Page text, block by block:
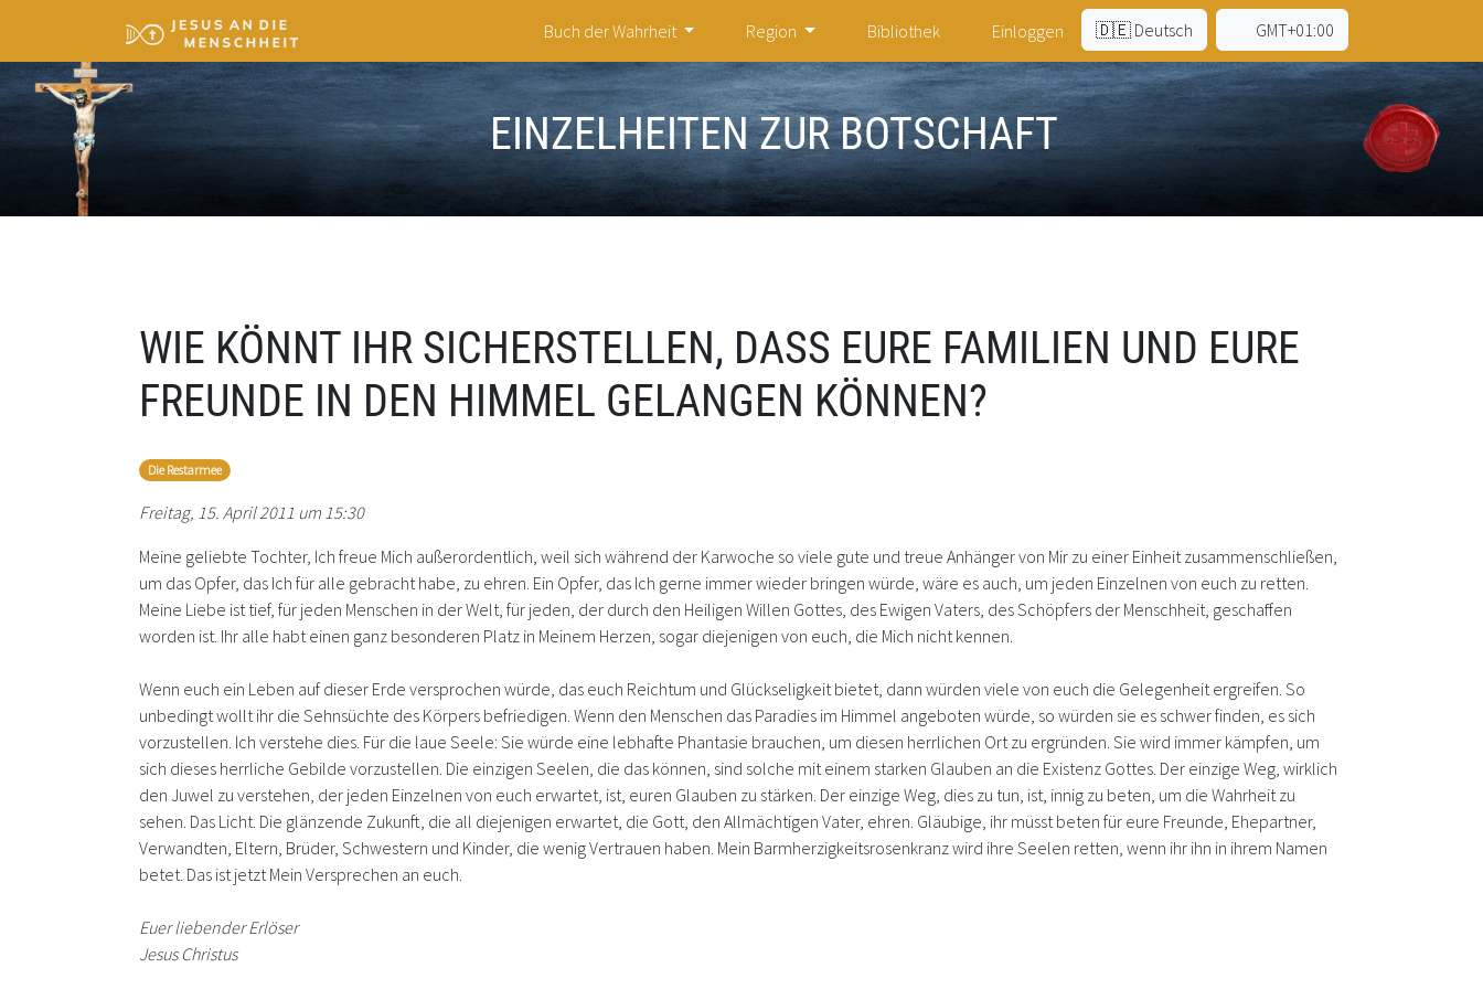
Buch der Wahrheit Region Bibliothek Einloggen 🇩🇪 Deutsch GMT+01:00
EINZELHEITEN ZUR BOTSCHAFT
WIE KÖNNT IHR SICHERSTELLEN, DASS EURE FAMILIEN UND EURE
FREUNDE IN DEN HIMMEL GELANGEN KÖNNEN?
Die Restarmee
Freitag, 15. April 2011 um 15:30
Meine geliebte Tochter, Ich freue Mich außerordentlich, weil sich während der Karwoche so viele gute und treue Anhänger von Mir zu einer Einheit zusammenschließen,
um das Opfer, das Ich für alle gebracht habe, zu ehren. Ein Opfer, das Ich gerne immer wieder bringen würde, wäre es auch, um jeden Einzelnen von euch zu retten.
Meine Liebe ist tief, für jeden Menschen in der Welt, für jeden, der durch den Heiligen Willen Gottes, des Ewigen Vaters, des Schöpfers der Menschheit, geschaffen
worden ist. Ihr alle habt einen ganz besonderen Platz in Meinem Herzen, sogar diejenigen von euch, die Mich nicht kennen.
Wenn euch ein Leben auf dieser Erde versprochen würde, das euch Reichtum und Glückseligkeit bietet, dann würden viele von euch die Gelegenheit ergreifen. So
unbedingt wollt ihr die Sehnsüchte des Körpers befriedigen. Wenn den Menschen das Paradies im Himmel angeboten würde, so würden sie es schwer finden, es sich
vorzustellen. Ich verstehe dies. Für die laue Seele: Sie würde eine lebhafte Phantasie brauchen, um diesen herrlichen Ort zu ergründen. Sie wird immer kämpfen, um
sich dieses herrliche Gebilde vorzustellen. Die einzigen Seelen, die das können, sind solche mit einem starken Glauben an die Existenz Gottes. Der einzige Weg, wirklich
den Juwel zu verstehen, der jeden Einzelnen von euch erwartet, ist, euren Glauben zu stärken. Der einzige Weg, dies zu tun, ist, innig zu beten, um die Wahrheit zu
sehen. Das Licht. Die glänzende Zukunft, die all diejenigen erwartet, die Gott, den Allmächtigen Vater, ehren. Gläubige, ihr müsst beten für eure Freunde, Ehepartner,
Verwandten, Eltern, Brüder, Schwestern und Kinder, die wenig Vertrauen haben. Mein Barmherzigkeitsrosenkranz wird ihre Seelen retten, wenn ihr ihn in ihrem Namen
betet. Das ist jetzt Mein Versprechen an euch.
Euer liebender Erlöser
Jesus Christus